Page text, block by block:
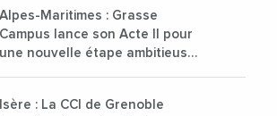
Alpes-Maritimes : Grasse
Campus lance son Acte II pour
une nouvelle étape ambitieuse
Isère : La CCI de Grenoble